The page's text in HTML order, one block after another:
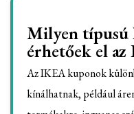
Milyen típusú
érhetőek el
Az IKEA kuponok
kínálhatnak, például